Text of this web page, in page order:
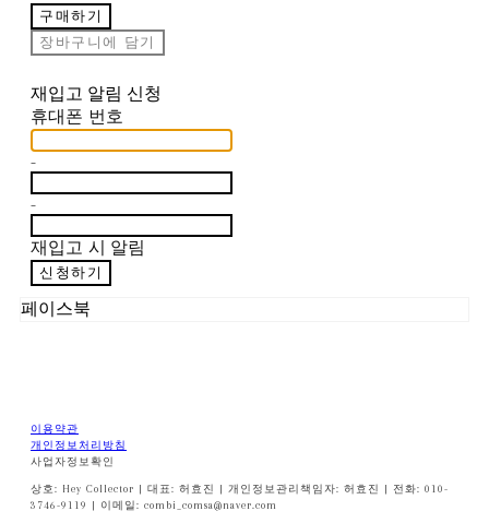
구매하기
장바구니에 담기
재입고 알림 신청
휴대폰 번호
-
-
재입고 시 알림
신청하기
페이스북
이용약관
개인정보처리방침
사업자정보확인
상호: Hey Collector | 대표: 허효진 | 개인정보관리책임자: 허효진 | 전화: 010-
3746-9119 | 이메일: combi_comsa@naver.com